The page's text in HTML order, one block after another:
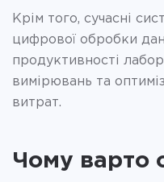
Крім того, сучасні
цифрової обробки
продуктивності
вимірювань та
витрат.
Чому варто